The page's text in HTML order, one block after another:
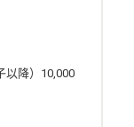
以降）10,000